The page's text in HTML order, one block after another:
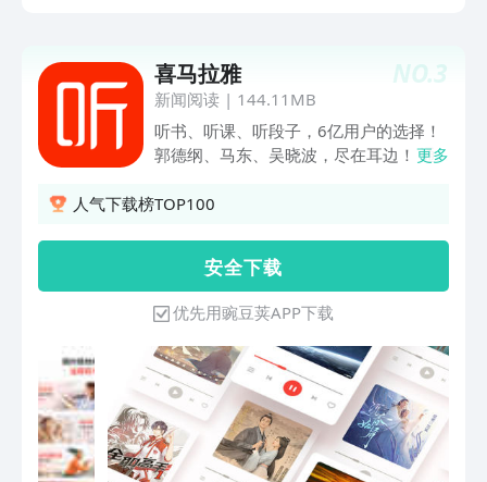
守“面向群众，贴近生活”，以群众喜闻乐
见的形式，深入浅出地宣传普及医药保健
知识，被读者誉为“信得过、看得懂、用
得上、买得起”的贴心刊物，在全国产生
了广泛的影响。杂志先后获得2013、
2015、2017年全国“百强报刊”，2015、
NO.3
喜马拉雅
新闻阅读| 144.11MB
听书、听课、听段子，6亿用户的选择！
郭德纲、马东、吴晓波，尽在耳边！ 通
的！ 排队、等人、做家务，碎片时间变
恼； 睡前慢时光？自然声、音乐伴你好
入眠； 【特色功能 惊喜立现】 [助眠解
压]沉浸式助眠体验，把大自然搬到你的
枕边； [咔嚓]听到精彩情节咔嚓一下，记
录精彩记录美； [趣配音]是否想过用自己
的声音驾驭不同角色？是否想过自己也能
演绎经典大片？只需简单几步，就能用声
音实现演艺梦； [语音直播]邻家女孩、知
性大叔、天生歌姬，只要你来，他们都在
更多
人气下载榜TOP100
安 全 下 载
优先用豌豆荚APP下载